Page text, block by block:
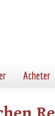
Acheter